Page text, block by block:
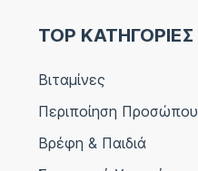
TOP ΚΑΤΗΓΟΡΙΕΣ
Βιταμίνες
Περιποίηση Προσώπου
Βρέφη & Παιδιά